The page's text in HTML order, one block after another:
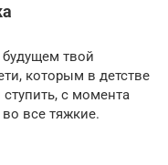
твой
которым в детстве
с момента
все тяжкие.